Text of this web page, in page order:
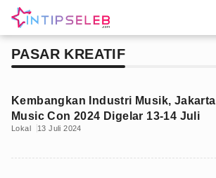
PASAR KREATIF
Kembangkan Industri Musik, Jakarta
Music Con 2024 Digelar 13-14 Juli
Lokal 13 Juli 2024